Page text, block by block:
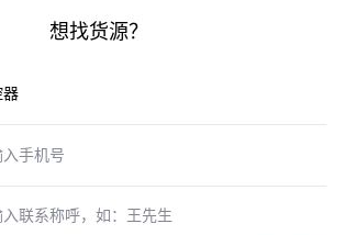
想找货源？